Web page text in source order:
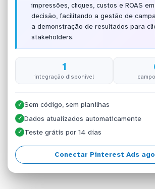
impressões, cliques, custos e ROAS
decisão, facilitando a gestão de
a demonstração de resultados para
stakeholders.
1
integração disponível
✓ Sem código, sem planilhas
✓ Dados atualizados automaticamente
✓ Teste grátis por 14 dias
Conectar Pinterest Ads